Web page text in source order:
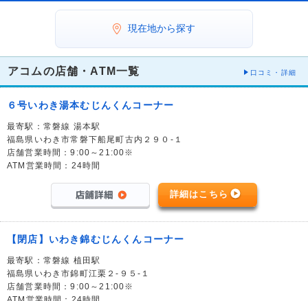
現在地から探す
アコムの店舗・ATM一覧 口コミ・詳細
６号いわき湯本むじんくんコーナー
最寄駅：常磐線 湯本駅
福島県いわき市常磐下船尾町古内２９０-１
店舗営業時間：9:00～21:00※
ATM営業時間：24時間
詳細はこちら
【閉店】いわき錦むじんくんコーナー
最寄駅：常磐線 植田駅
福島県いわき市錦町江栗２-９５-１
店舗営業時間：9:00～21:00※